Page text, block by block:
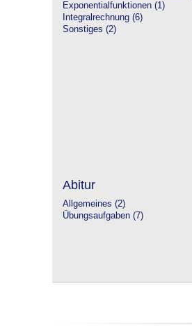
Exponentialfunktionen (1)
Integralrechnung (6)
Sonstiges (2)
Abitur
Allgemeines (2)
Übungsaufgaben (7)